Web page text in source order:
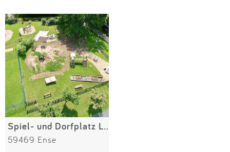
Eintragen
App
Blog
Partner
Kontakt
Spiel- und Dorfplatz Lüttringen
59469 Ense